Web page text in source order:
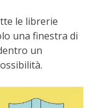
le librerie
una finestra di
un